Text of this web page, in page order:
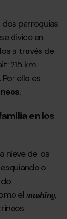
parroquias
divide en
a través de
215 km
ello es
.
en los
nieve de los
o
elmushing,